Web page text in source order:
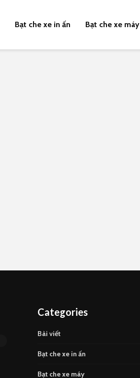
Bạt che xe in ấn Bạt che xe máy
Categories
Bài viết
Bạt che xe in ấn
Bạt che xe máy